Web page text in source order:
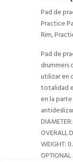
Pad de
Practice
Rim,
Pad de
drummers
utilizar en
totalidad
en la
OVERALL
WEIGHT:
OPTIONAL